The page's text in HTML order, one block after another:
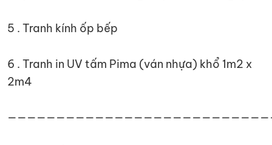
5 . Tranh kính ốp bếp
6 . Tranh in UV tấm Pima (ván nhựa) khổ 1m2 x
2m4